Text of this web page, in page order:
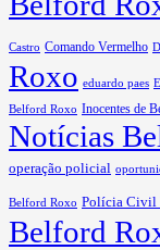
Castro Comando Vermelho
Roxo eduardo paes
Belford Roxo Inocentes de
Notícias
operação policial
Belford Roxo Polícia Civil
Belford